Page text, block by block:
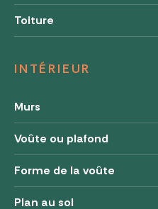
Toiture
INTÉRIEUR
Murs
Voûte ou plafond
Forme de la voûte
Plan au sol